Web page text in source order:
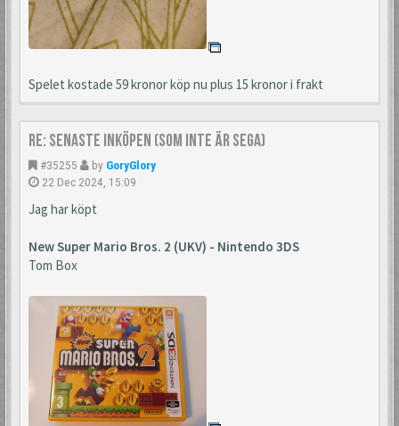
Spelet kostade 59 kronor köp nu plus 15 kronor i frakt
Re: Senaste inköpen (som inte är Sega)
#35255 by GoryGlory
22 Dec 2024, 15:09
Jag har köpt
New Super Mario Bros. 2 (UKV) - Nintendo 3DS
Tom Box